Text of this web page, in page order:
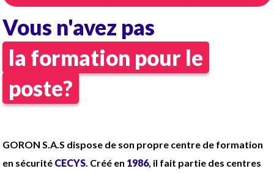
aux absences)
Salaire variant de 2039.33 € à 2300 €
brut/mois (Coef. AE 150 + prime de
fonction + primes conventionnelles +
heures supplémentaires payées tous les
mois + 110€ brut/mois)
Vous n'avez pas
la formation pour le
poste?
GORON S.A.S dispose de son propre centre de formation
en sécurité CECYS. Créé en 1986, il fait partie des centres